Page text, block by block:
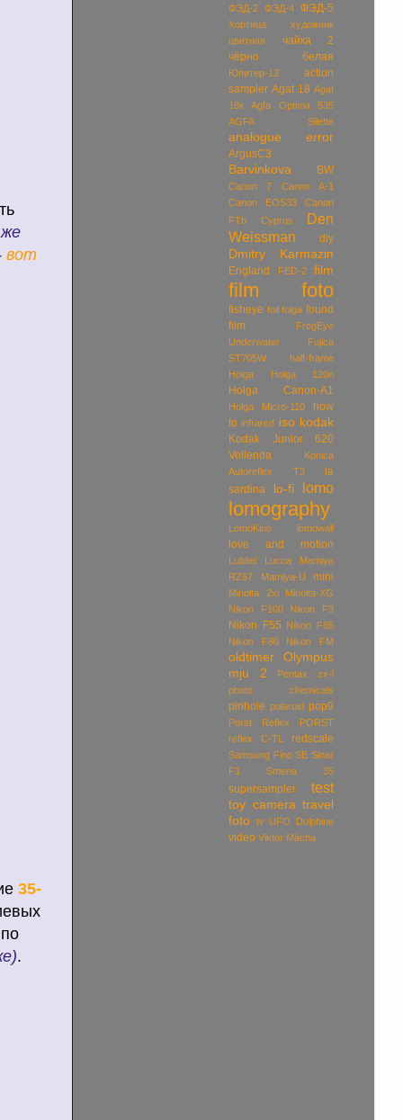
вот
35-
.
ФЭД-2 ФЭД-4 ФЭД-5
Хортица
художник
цветная
чайка 2
чёрно белая
Юпитер-12
action
sampler Agat 18 Agat
18к
Agfa Optima 535
AGFA Silette
analogue error
ArgusC3
Barvinkova BW
Canon 7
Canon A-1
Canon EOS33
Canon
FTb
Cyprus
Den
Weissman
diy
Dmitry Karmazin
England FED-2 film
film foto
fisheye foil folga found
film
FrogEye
Underwater
Fujica
ST705W
half-frame
Holga
Holga 120n
Holga Canon-A1
Holga Micro-110
how
to infrared iso kodak
Kodak Junior 620
Vollenda
Konica
Autoreflex T3
la
sardina
lo-fi lomo
lomography
LomoKino lomowall
love and motion
Lubitel Lucca
Mamiya
RZ67
Mamiya-U mini
Minolta 2xi
Minolta-XG
Nikon F100
Nikon F3
Nikon F55 Nikon F65
Nikon F80
Nikon FM
oldtimer
Olympus
mju 2
Pentax zx-l
photo chemicals
pinhole polaroid pop9
Porst Reflex
PORST
reflex C-TL
redscale
Samsung Fino SE Sinar
F1
Smena 35
supersampler test
toy camera travel
foto
tv UFO Dolphine
video Viktor Mácha